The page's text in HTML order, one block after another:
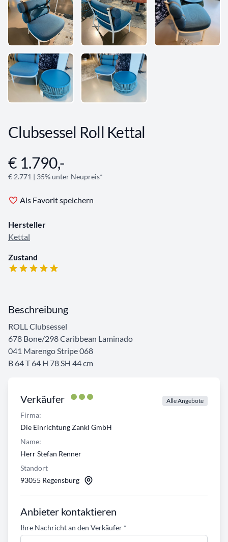
Clubsessel Roll Kettal
Angebotsinformationen
€ 1.790,-
€ 2.771 | 35% unter Neupreis*
Als Favorit speichern
Hersteller
Kettal
Zustand
Verkäufer Alle Angebote
Firma:
Die Einrichtung Zankl GmbH
Name:
Herr Stefan Renner
Standort
93055 Regensburg
Anbieter kontaktieren
Ihre Nachricht an den Verkäufer *
Beschreibung
ROLL Clubsessel
678 Bone/298 Caribbean Laminado
041 Marengo Stripe 068
B 64 T 64 H 78 SH 44 cm